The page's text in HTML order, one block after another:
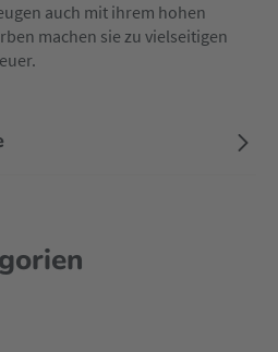
auch mit ihrem hohen
machen sie zu vielseitigen